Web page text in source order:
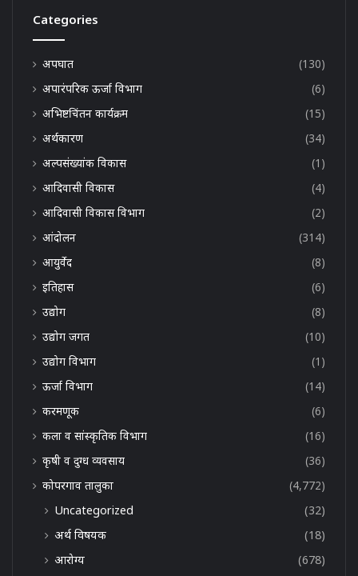
Categories
अपघात
(130)
अपारंपरिक ऊर्जा विभाग
(6)
अभिष्टचिंतन कार्यक्रम
(15)
अर्थकारण
(34)
अल्पसंख्यांक विकास
(1)
आदिवासी विकास
(4)
आदिवासी विकास विभाग
(2)
आंदोलन
(314)
आयुर्वेद
(8)
इतिहास
(6)
उद्योग
(8)
उद्योग जगत
(10)
उद्योग विभाग
(1)
ऊर्जा विभाग
(14)
करमणूक
(6)
कला व सांस्कृतिक विभाग
(16)
कृषी व दुग्ध व्यवसाय
(36)
कोपरगाव तालुका
(4,772)
Uncategorized
(32)
अर्थ विषयक
(18)
आरोग्य
(678)